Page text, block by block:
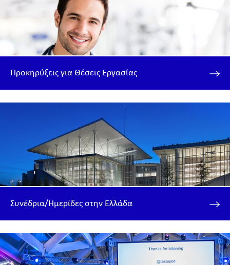
Προκηρύξεις για Θέσεις Εργασίας
Συνέδρια/Ημερίδες στην Ελλάδα